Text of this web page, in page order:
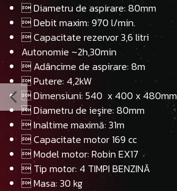
 Diametru de aspirare: 80mm
 Debit maxim: 970 l/min.
 Capacitate rezervor 3,6 litri
Autonomie ~2h,30min
 Adâncime de aspirare: 8m
 Putere: 4,2kW
 Dimensiuni: 540 x 400 x 480mm
 Diametru de ieşire: 80mm
 Inaltime maximă: 31m
 Capacitate motor 169 cc
 Model motor: Robin EX17
 Tip motor: 4 TIMPI BENZINĂ
 Masa: 30 kg